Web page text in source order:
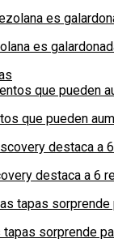
es
que pueden
destaca a 6
tapas sorprende